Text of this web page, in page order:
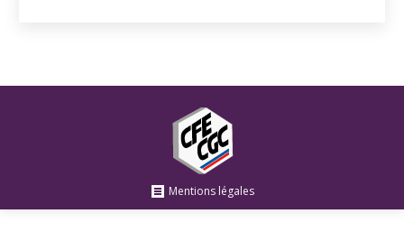
Mentions légales